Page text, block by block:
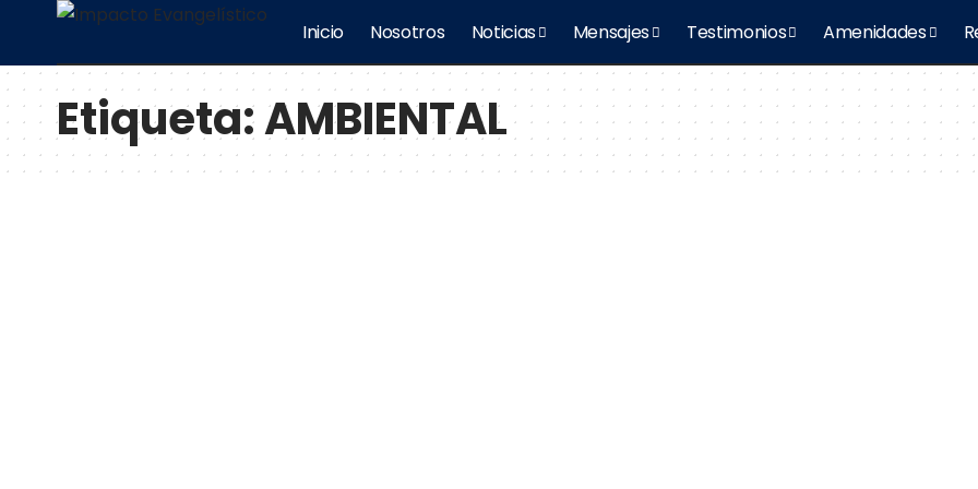
Inicio Nosotros Noticias Mensajes Testimonios Amenidades
Etiqueta:AMBIENTAL